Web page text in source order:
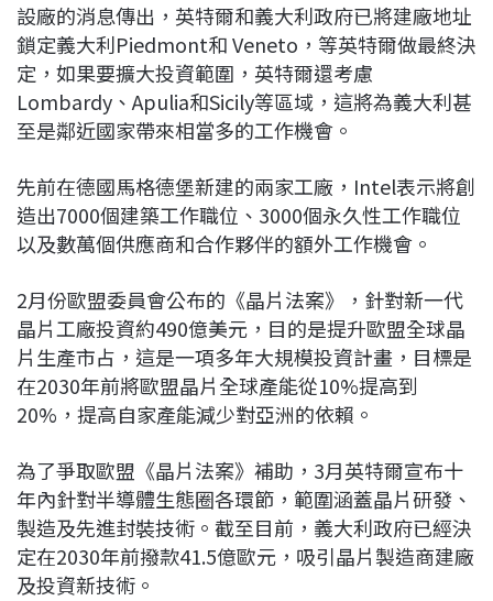
設廠的消息傳出，英特爾和義大利政府已將建廠地址
鎖定義大利Piedmont和 Veneto，等英特爾做最終決
定，如果要擴大投資範圍，英特爾還考慮
Lombardy、Apulia和Sicily等區域，這將為義大利甚
至是鄰近國家帶來相當多的工作機會。
先前在德國馬格德堡新建的兩家工廠，Intel表示將創
造出7000個建築工作職位、3000個永久性工作職位
以及數萬個供應商和合作夥伴的額外工作機會。
2月份歐盟委員會公布的《晶片法案》，針對新一代
晶片工廠投資約490億美元，目的是提升歐盟全球晶
片生產市占，這是一項多年大規模投資計畫，目標是
在2030年前將歐盟晶片全球產能從10%提高到
20%，提高自家產能減少對亞洲的依賴。
為了爭取歐盟《晶片法案》補助，3月英特爾宣布十
年內針對半導體生態圈各環節，範圍涵蓋晶片研發、
製造及先進封裝技術。截至目前，義大利政府已經決
定在2030年前撥款41.5億歐元，吸引晶片製造商建廠
及投資新技術。